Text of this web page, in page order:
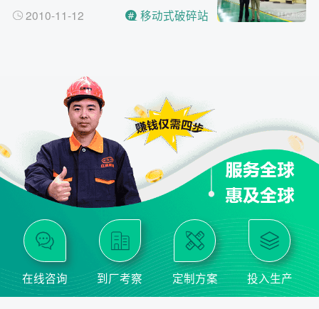
2010-11-12 移动式破碎站
在线咨询 到厂考察 定制方案 投入生产